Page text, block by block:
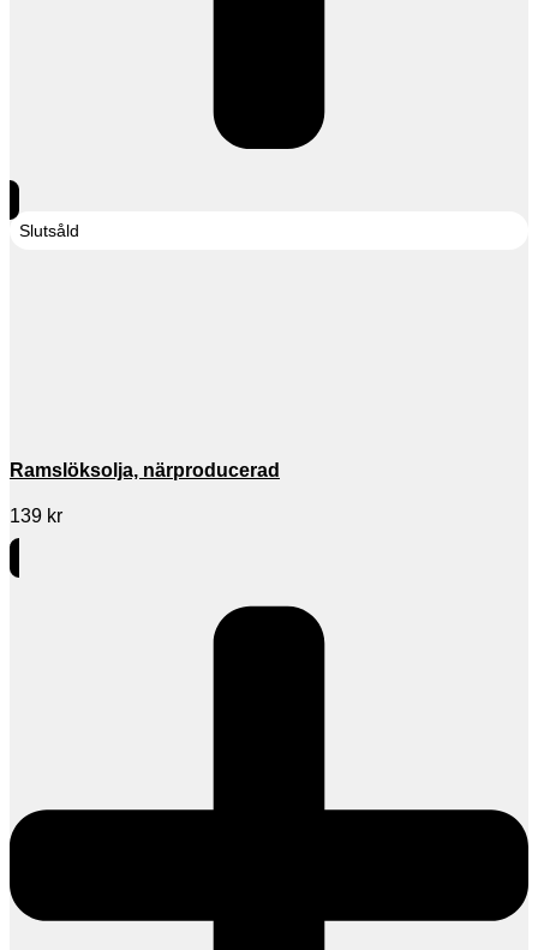
Slutsåld
Ramslöksolja, närproducerad
139 kr